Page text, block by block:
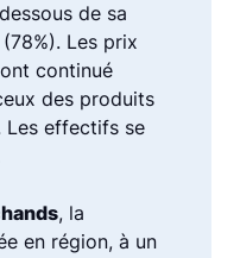
de sa
Les prix
continué
des produits
Les effectifs se
, la
en région, à un